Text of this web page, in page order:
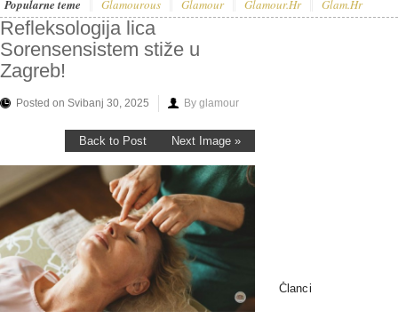
Popularne teme Glamourous Glamour Glamour.hr Glam.hr
Refleksologija lica
Sorensensistem stiže u
Zagreb!
Posted on Svibanj 30, 2025 By glamour
Back to Post Next Image »
Članci